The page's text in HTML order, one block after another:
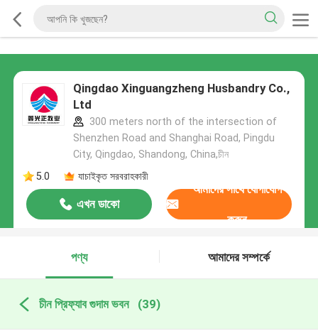
Qingdao Xinguangzheng Husbandry Co.,
Ltd
300 meters north of the intersection of
Shenzhen Road and Shanghai Road, Pingdu
City, Qingdao, Shandong, China,চীন
5.0
যাচাইকৃত সরবরাহকারী
এখন ডাকো
আমাদের সাথে যোগাযোগ
করুন
পণ্য আমাদের সম্পর্কে
চীন প্রিফ্যাব গুদাম ভবন (39)